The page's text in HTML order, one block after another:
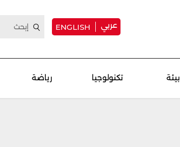
عربي ENGLISH
بيئة تكنولوجيا رياضة